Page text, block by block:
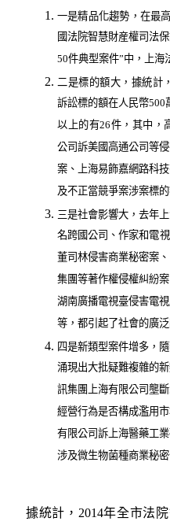
一是精品化趨勢，在最
國法院智慧財産權司法
50件典型案件”中，上海
二是標的額大，據統計
訴訟標的額在人民幣500
以上的有26件，其中，
公司訴美國高通公司等
案、上海易飾嘉網路科
及不正當競爭案涉案標
三是社會影響大，去年
名跨國公司、作家和電
董司林侵害商業秘密案
集團等著作權侵權糾紛
湖南廣播電視臺侵害電
等，都引起了社會的廣泛
四是新類型案件增多，
涌現出大批疑難複雜的
訊集團上海有限公司壟
經營行為是否構成濫用
有限公司訴上海醫藥工
涉及微生物菌種商業秘
據統計，2014年全市法